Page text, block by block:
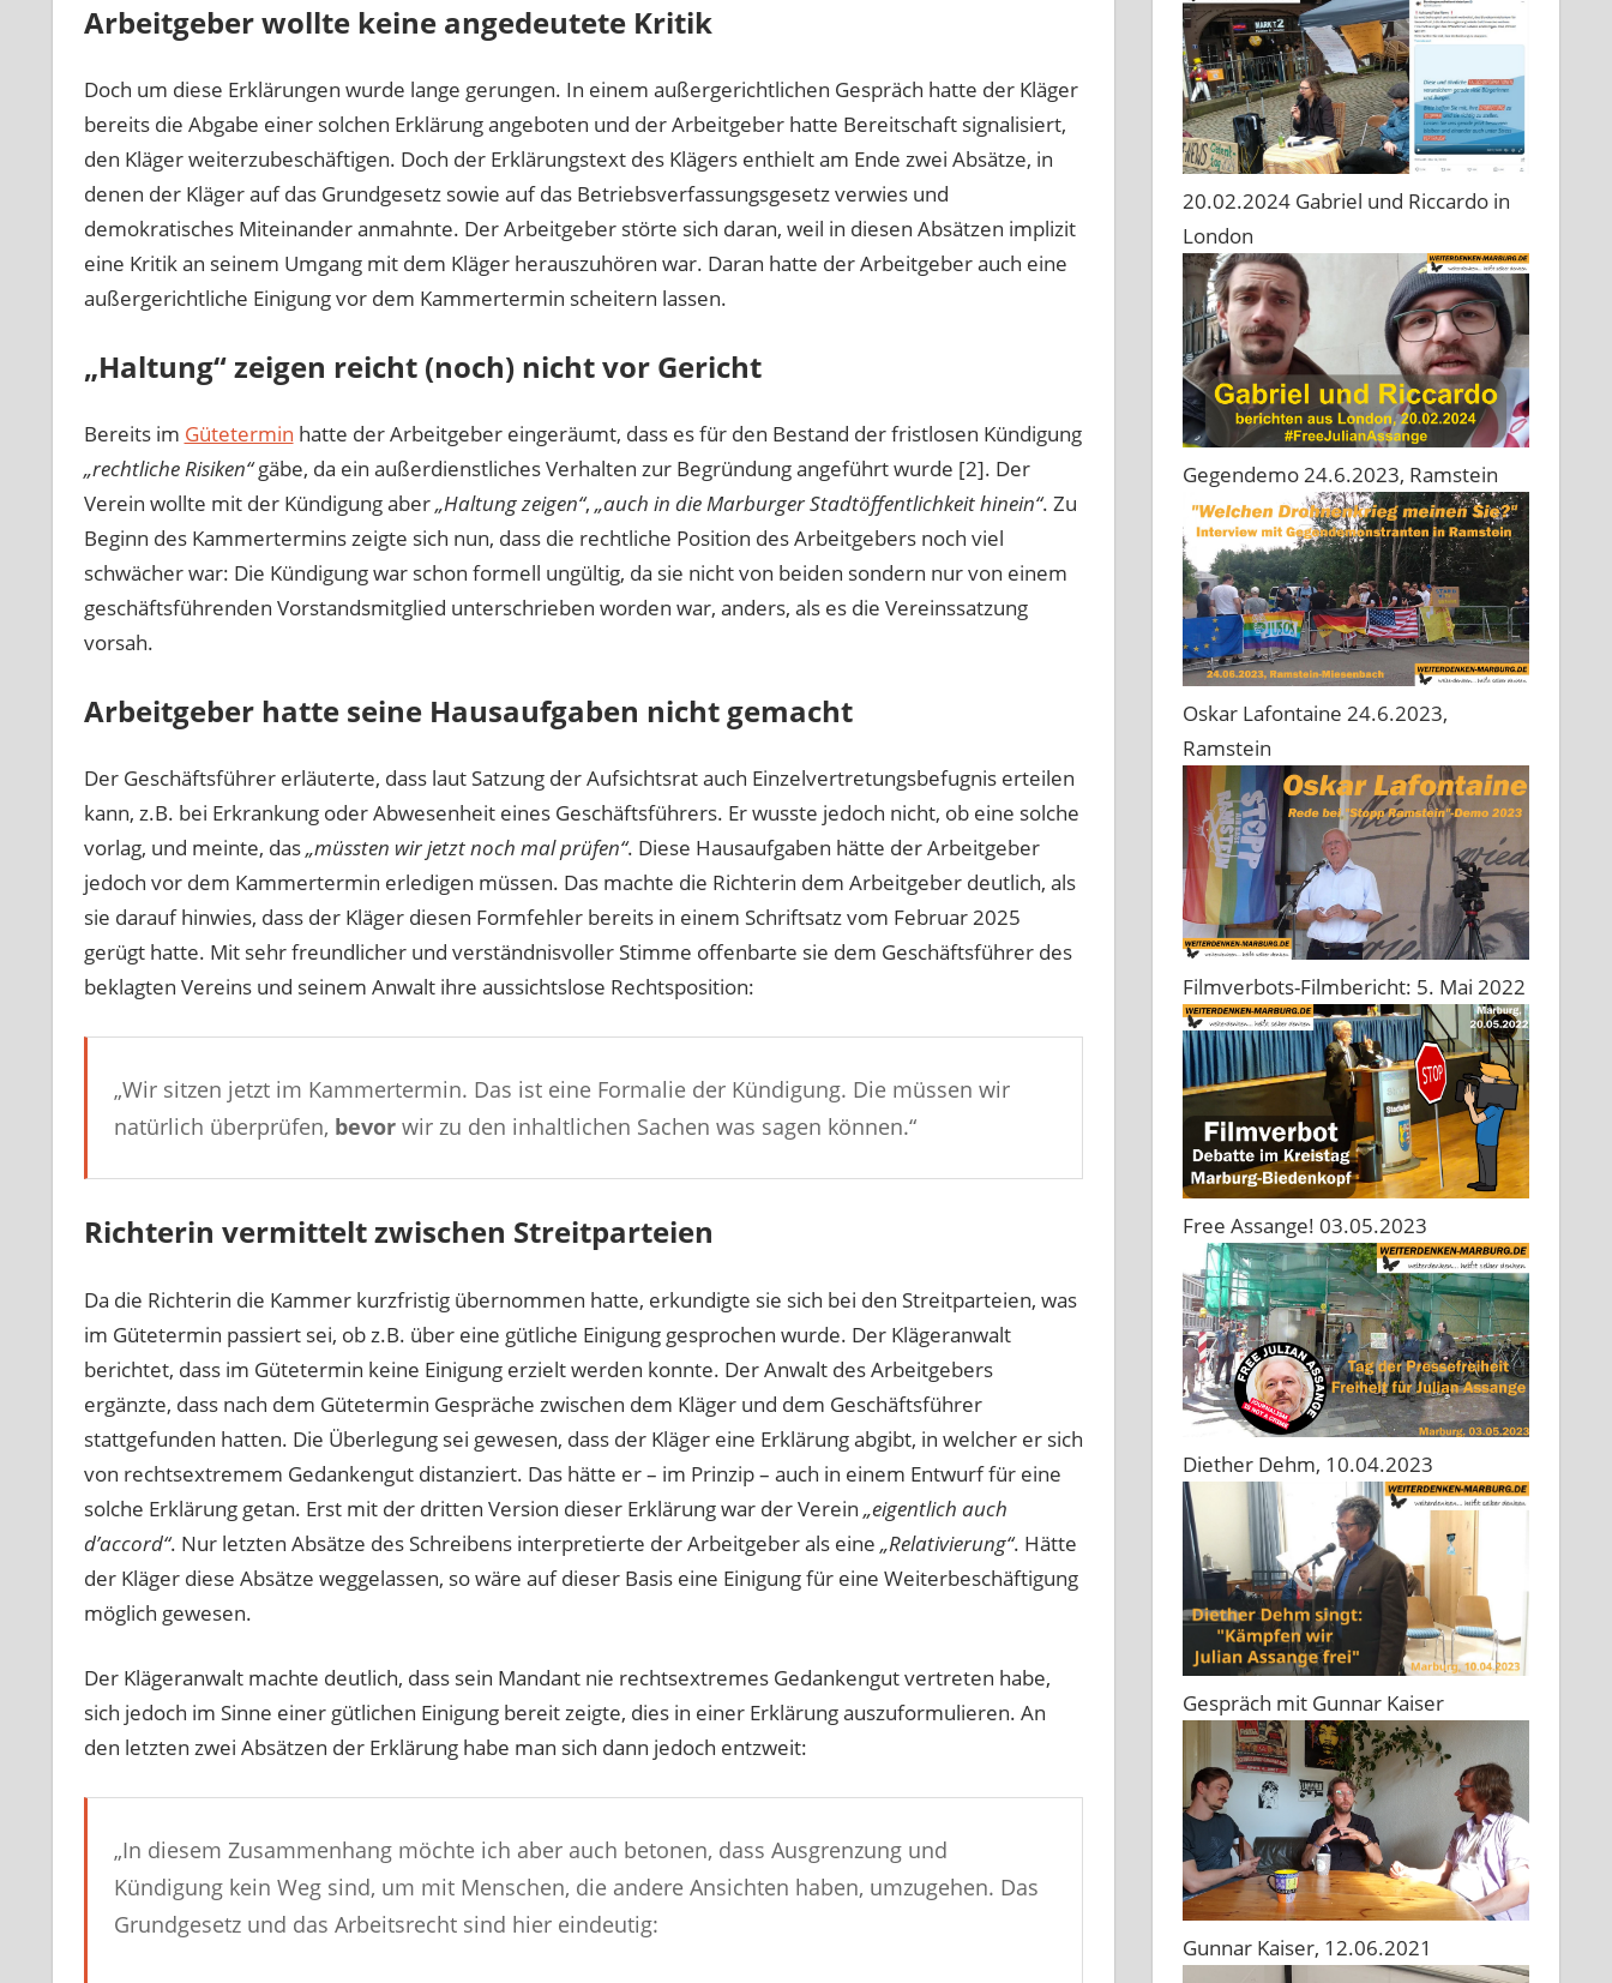
Arbeitgeber wollte keine angedeutete Kritik
Doch um diese Erklärungen wurde lange gerungen. In einem außergerichtlichen Gespräch hatte der Kläger
bereits die Abgabe einer solchen Erklärung angeboten und der Arbeitgeber hatte Bereitschaft signalisiert,
den Kläger weiterzubeschäftigen. Doch der Erklärungstext des Klägers enthielt am Ende zwei Absätze, in
denen der Kläger auf das Grundgesetz sowie auf das Betriebsverfassungsgesetz verwies und
demokratisches Miteinander anmahnte. Der Arbeitgeber störte sich daran, weil in diesen Absätzen implizit
eine Kritik an seinem Umgang mit dem Kläger herauszuhören war. Daran hatte der Arbeitgeber auch eine
außergerichtliche Einigung vor dem Kammertermin scheitern lassen.
„Haltung“ zeigen reicht (noch) nicht vor Gericht
Bereits im Gütetermin hatte der Arbeitgeber eingeräumt, dass es für den Bestand der fristlosen Kündigung
„rechtliche Risiken“gäbe, da ein außerdienstliches Verhalten zur Begründung angeführt wurde [2]. Der
Verein wollte mit der Kündigung aber„Haltung zeigen“, „auch in die Marburger Stadtöffentlichkeit hinein“. Zu
Beginn des Kammertermins zeigte sich nun, dass die rechtliche Position des Arbeitgebers noch viel
schwächer war: Die Kündigung war schon formell ungültig, da sie nicht von beiden sondern nur von einem
geschäftsführenden Vorstandsmitglied unterschrieben worden war, anders, als es die Vereinssatzung
vorsah.
Arbeitgeber hatte seine Hausaufgaben nicht gemacht
Der Geschäftsführer erläuterte, dass laut Satzung der Aufsichtsrat auch Einzelvertretungsbefugnis erteilen
kann, z.B. bei Erkrankung oder Abwesenheit eines Geschäftsführers. Er wusste jedoch nicht, ob eine solche
vorlag, und meinte, das„müssten wir jetzt noch mal prüfen“. Diese Hausaufgaben hätte der Arbeitgeber
jedoch vor dem Kammertermin erledigen müssen. Das machte die Richterin dem Arbeitgeber deutlich, als
sie darauf hinwies, dass der Kläger diesen Formfehler bereits in einem Schriftsatz vom Februar 2025
gerügt hatte. Mit sehr freundlicher und verständnisvoller Stimme offenbarte sie dem Geschäftsführer des
beklagten Vereins und seinem Anwalt ihre aussichtslose Rechtsposition:
„Wir sitzen jetzt im Kammertermin. Das ist eine Formalie der Kündigung. Die müssen wir
natürlich überprüfen, bevor wir zu den inhaltlichen Sachen was sagen können.“
Richterin vermittelt zwischen Streitparteien
Da die Richterin die Kammer kurzfristig übernommen hatte, erkundigte sie sich bei den Streitparteien, was
im Gütetermin passiert sei, ob z.B. über eine gütliche Einigung gesprochen wurde. Der Klägeranwalt
berichtet, dass im Gütetermin keine Einigung erzielt werden konnte. Der Anwalt des Arbeitgebers
ergänzte, dass nach dem Gütetermin Gespräche zwischen dem Kläger und dem Geschäftsführer
stattgefunden hatten. Die Überlegung sei gewesen, dass der Kläger eine Erklärung abgibt, in welcher er sich
von rechtsextremem Gedankengut distanziert. Das hätte er – im Prinzip – auch in einem Entwurf für eine
solche Erklärung getan. Erst mit der dritten Version dieser Erklärung war der Verein „eigentlich auch
d’accord“. Nur letzten Absätze des Schreibens interpretierte der Arbeitgeber als eine „Relativierung“. Hätte
der Kläger diese Absätze weggelassen, so wäre auf dieser Basis eine Einigung für eine Weiterbeschäftigung
möglich gewesen.
Der Klägeranwalt machte deutlich, dass sein Mandant nie rechtsextremes Gedankengut vertreten habe,
sich jedoch im Sinne einer gütlichen Einigung bereit zeigte, dies in einer Erklärung auszuformulieren. An
den letzten zwei Absätzen der Erklärung habe man sich dann jedoch entzweit:
„In diesem Zusammenhang möchte ich aber auch betonen, dass Ausgrenzung und
Kündigung kein Weg sind, um mit Menschen, die andere Ansichten haben, umzugehen. Das
Grundgesetz und das Arbeitsrecht sind hier eindeutig:
20.02.2024 Gabriel und Riccardo in
London
Gegendemo 24.6.2023, Ramstein
Oskar Lafontaine 24.6.2023,
Ramstein
Filmverbots-Filmbericht: 5. Mai 2022
Free Assange! 03.05.2023
Diether Dehm, 10.04.2023
Gespräch mit Gunnar Kaiser
Gunnar Kaiser, 12.06.2021